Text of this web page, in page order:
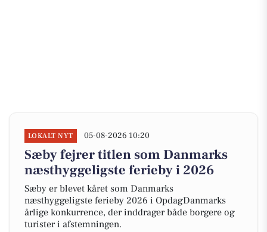
LOKALT NYT 05-08-2026 10:20
Sæby fejrer titlen som Danmarks
næsthyggeligste ferieby i 2026
Sæby er blevet kåret som Danmarks
næsthyggeligste ferieby 2026 i OpdagDanmarks
årlige konkurrence, der inddrager både borgere og
turister i afstemningen.